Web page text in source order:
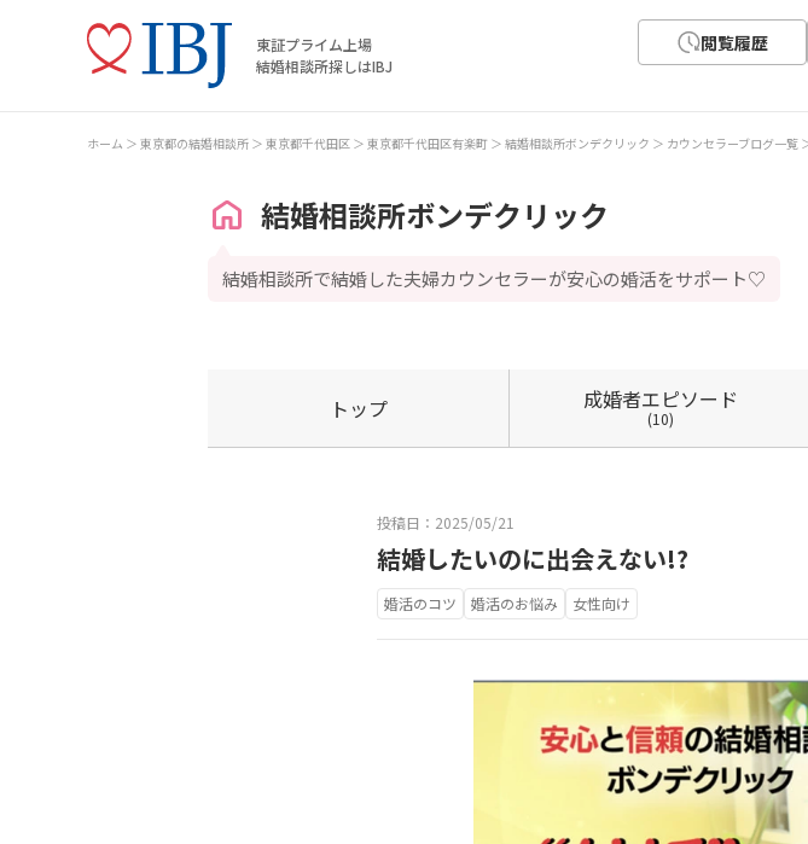
東証プライム上場
結婚相談所探しはIBJ
閲覧履歴
ホーム 東京都の結婚相談所 東京都千代田区 東京都千代田区有楽町 結婚相談所ボンデクリック カウンセラーブログ一覧
結婚相談所ボンデクリック
結婚相談所で結婚した夫婦カウンセラーが安心の婚活をサポート♡
トップ 成婚者エピソード
(10)
投稿日：2025/05/21
結婚したいのに出会えない!?
婚活のコツ 婚活のお悩み 女性向け